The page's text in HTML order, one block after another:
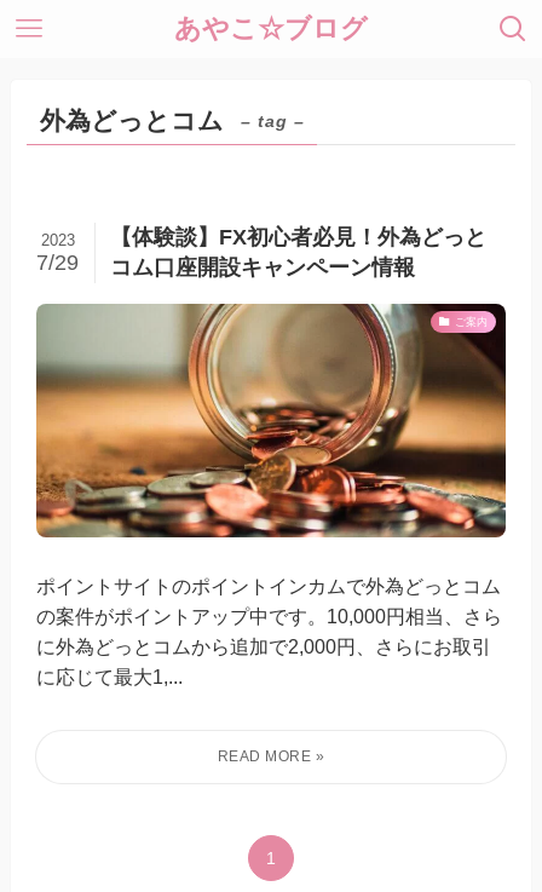
あやこ☆ブログ
外為どっとコム – tag –
【体験談】FX初心者必見！外為どっと
コム口座開設キャンペーン情報
2023
7/29
ご案内
ポイントサイトのポイントインカムで外為どっとコム
の案件がポイントアップ中です。10,000円相当、さら
に外為どっとコムから追加で2,000円、さらにお取引
に応じて最大1,...
1